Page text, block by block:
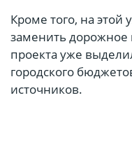
Кроме того, на
заменить
проекта уже
городского
источников.